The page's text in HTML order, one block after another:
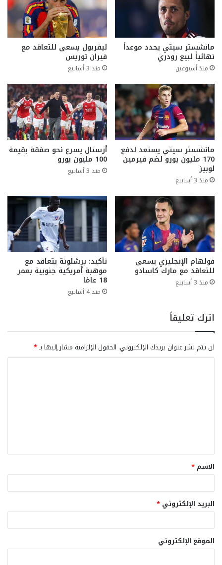
مانشستر سيتي يحدد موعداً
نهائياً لبيع رودري
منذ أسبوعين
ليفربول يسعى للتعاقد مع
فيران توريس
منذ 3 أسابيع
مانشستر سيتي يستعد لدفع
170 مليون يورو لضم فيرمين
لوبيز
منذ 3 أسابيع
أرسنال يسرع نحو صفقة بقيمة
100 مليون يورو
منذ 3 أسابيع
فولهام الإنجليزي يسعى
للتعاقد مع مارك كاسادو
منذ 3 أسابيع
تأكيد: برشلونة يتعاقد مع
موهبة أمريكية جنوبية بعمر
18 عامًا
منذ 4 أسابيع
اترك تعليقاً
لن يتم نشر عنوان بريدك الإلكتروني. الحقول الإلزامية مشار إليها بـ*
ق
*
الاسم *
البريد الإلكتروني *
الموقع الإلكتروني